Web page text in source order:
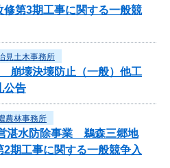
第3期工事に関する一般競
見土木事務所
壊決壊防止（一般）他工
公告
農林事務所
湛水防除事業 鵜森三郷地
期工事に関する一般競争入